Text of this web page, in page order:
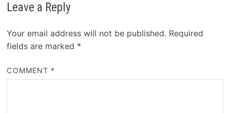
Leave a Reply
Your email address will not be published. Required
fields are marked *
COMMENT *